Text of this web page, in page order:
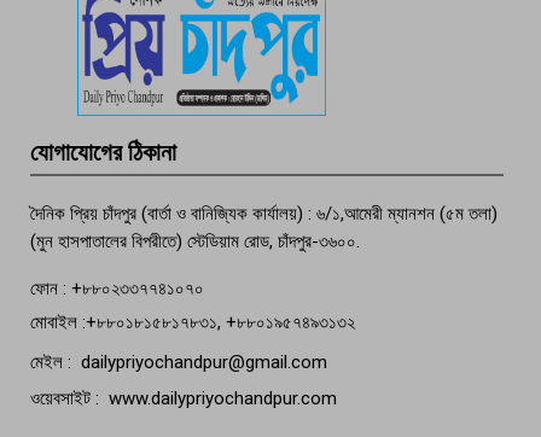
পচা দুর্গন্ধে ৯৯৯-এ ফোন, ফরিদগঞ্জে
তরুণের অর্ধগলিত লাশ উদ্ধার
বেঁচে নেই, বিভিন্ন সংগঠনের শোক
যোগাযোগের ঠিকানা
দৈনিক প্রিয় চাঁদপুর (বার্তা ও বানিজ্যিক কার্যালয়) : ৬/১,আমেরী ম্যানশন (৫ম তলা)
(মুন হাসপাতালের বিপরীতে) স্টেডিয়াম রোড, চাঁদপুর-৩৬০০.
ফোন : +৮৮০২৩৩৭৭৪১০৭০
মোবাইল :+৮৮০১৮১৫৮১৭৮৩১, +৮৮০১৯৫৭৪৯৩১৩২
মেইল : dailypriyochandpur@gmail.com
ওয়েবসাইট : www.dailypriyochandpur.com